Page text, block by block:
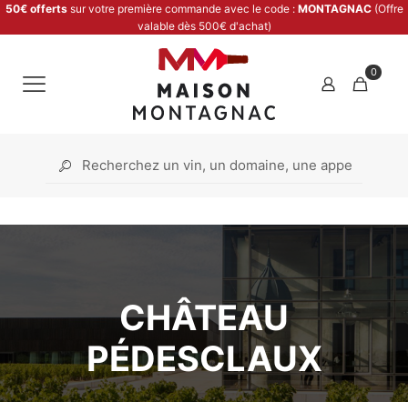
50€ offertssur votre première commande avec le code : MONTAGNAC (Offre
valable dès 500€ d'achat)
0
CHÂTEAU
PÉDESCLAUX